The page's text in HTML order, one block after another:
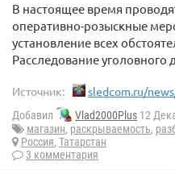
В настоящее время
оперативно-розыскные
установление всех
Расследование уголовного
Источник: sledcom.ru/
Добавил Vlad2000Plus 12
магазин, раскрываемость,
Россия, Татарстан
3 комментария